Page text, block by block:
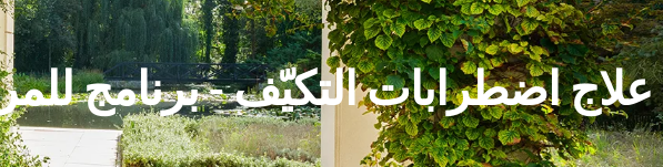
علاج اضطرابات التكيّف - برنامج